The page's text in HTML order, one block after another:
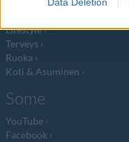
Lifestyle
Terveys
Ruoka
Koti & Asuminen
Some
YouTube
Facebook